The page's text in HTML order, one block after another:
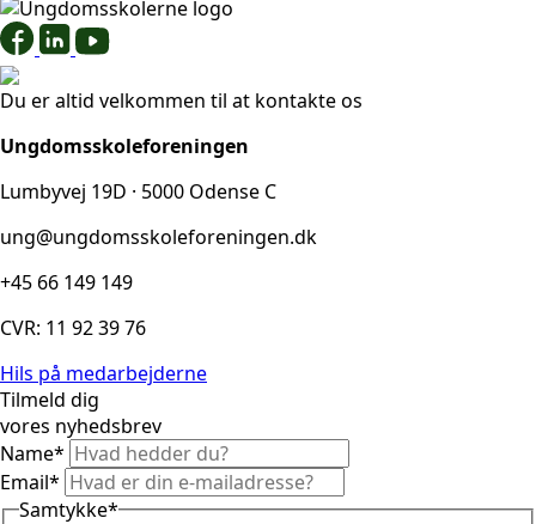
Du er altid velkommen til at kontakte os
Ungdomsskoleforeningen
Lumbyvej 19D · 5000 Odense C
ung@ungdomsskoleforeningen.dk
+45 66 149 149
CVR: 11 92 39 76
Hils på medarbejderne
Tilmeld dig
vores nyhedsbrev
Name*
Email*
Samtykke*